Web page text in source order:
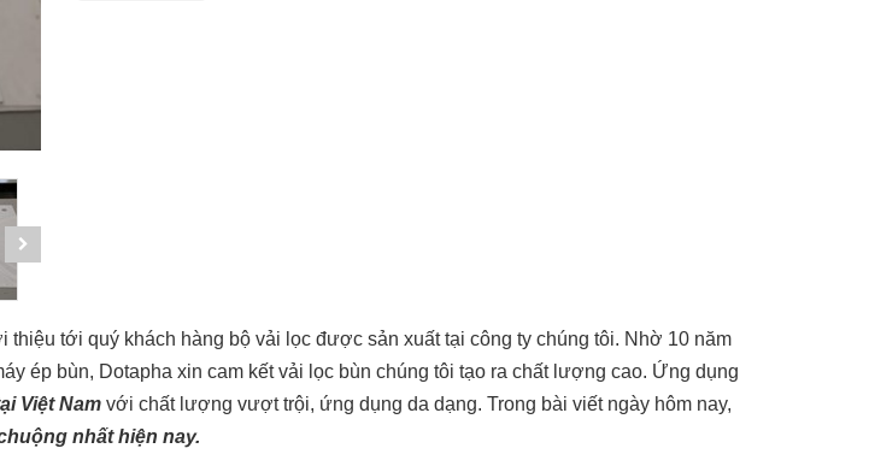
tới quý khách hàng bộ vải lọc được sản xuất tại công ty chúng tôi. Nhờ 10 năm
ép bùn, Dotapha xin cam kết vải lọc bùn chúng tôi tạo ra chất lượng cao. Ứng dụng
Việt Nam với chất lượng vượt trội, ứng dụng da dạng. Trong bài viết ngày hôm nay,
nhất hiện nay.